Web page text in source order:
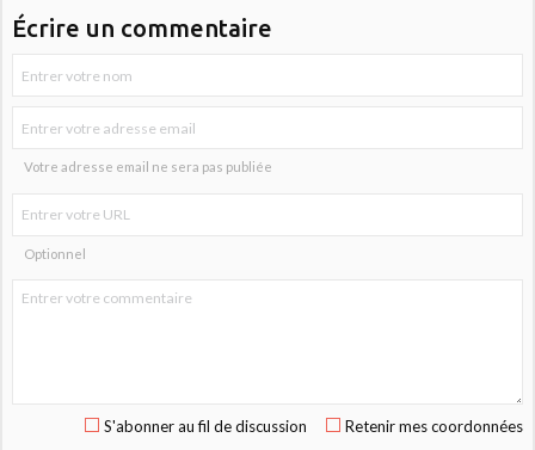
Écrire un commentaire
Votre adresse email ne sera pas publiée
Optionnel
Retenir mes coordonnées
S'abonner au fil de discussion